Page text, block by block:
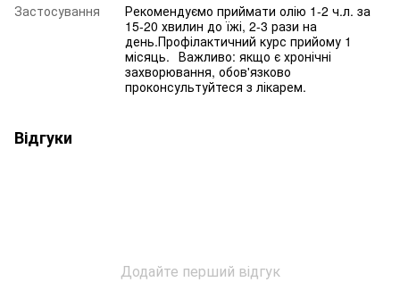
Застосування
Рекомендуємо приймати олію 1-2 ч.л. за
15-20 хвилин до їжі, 2-3 рази на
день.Профілактичний курс прийому 1
місяць.⠀Важливо: якщо є хронічні
захворювання, обов'язково
проконсультуйтеся з лікарем.
Відгуки
Додайте перший відгук